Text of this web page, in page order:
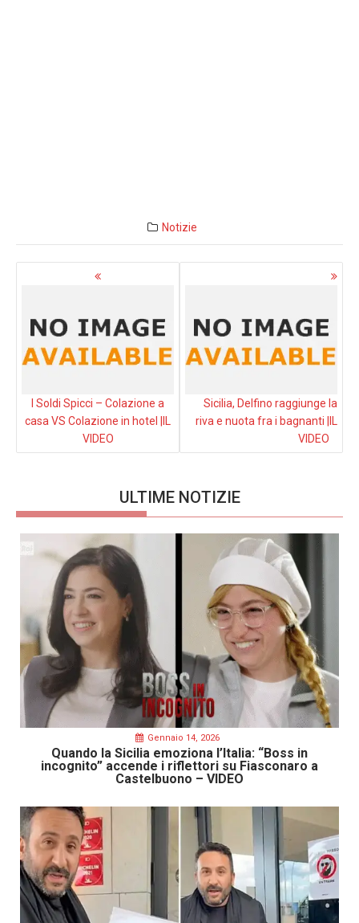
Notizie
Navigazione
I Soldi Spicci – Colazione a
casa VS Colazione in hotel |IL
VIDEO
Sicilia, Delfino raggiunge la
riva e nuota fra i bagnanti |IL
VIDEO
ULTIME NOTIZIE
Gennaio 14, 2026
Quando la Sicilia emoziona l’Italia: “Boss in
incognito” accende i riflettori su Fiasconaro a
Castelbuono – VIDEO